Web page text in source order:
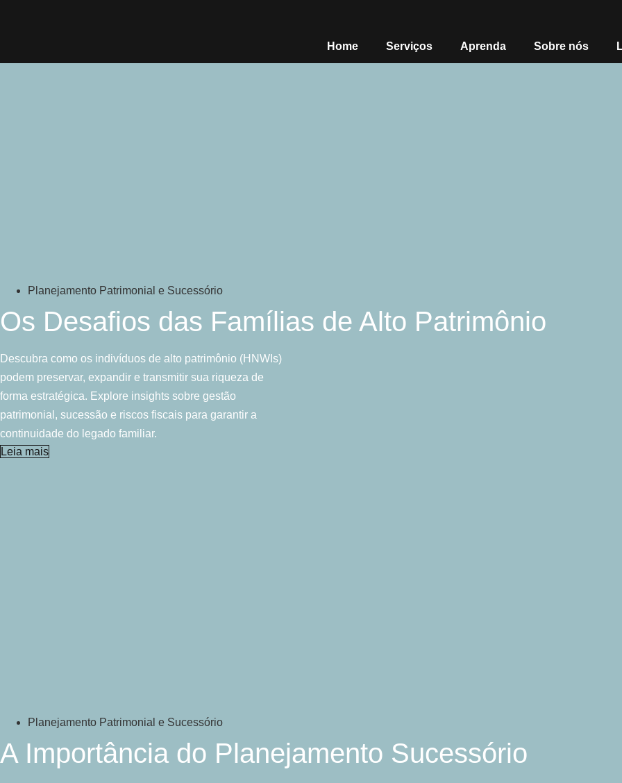
Home Serviços Aprenda Sobre nós
Planejamento Patrimonial e Sucessório
Os Desafios das Famílias de Alto Patrimônio
Descubra como os indivíduos de alto patrimônio (HNWIs)
podem preservar, expandir e transmitir sua riqueza de
forma estratégica. Explore insights sobre gestão
patrimonial, sucessão e riscos fiscais para garantir a
continuidade do legado familiar.
Leia mais
Planejamento Patrimonial e Sucessório
A Importância do Planejamento Sucessório